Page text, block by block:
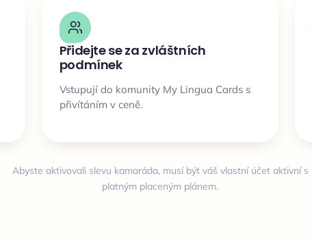
Přidejte se za zvláštních
podmínek
Vstupují do komunity My Lingua Cards s
přivítáním v ceně.
Abyste aktivovali slevu kamaráda, musí být váš vlastní účet aktivní s
platným placeným plánem.